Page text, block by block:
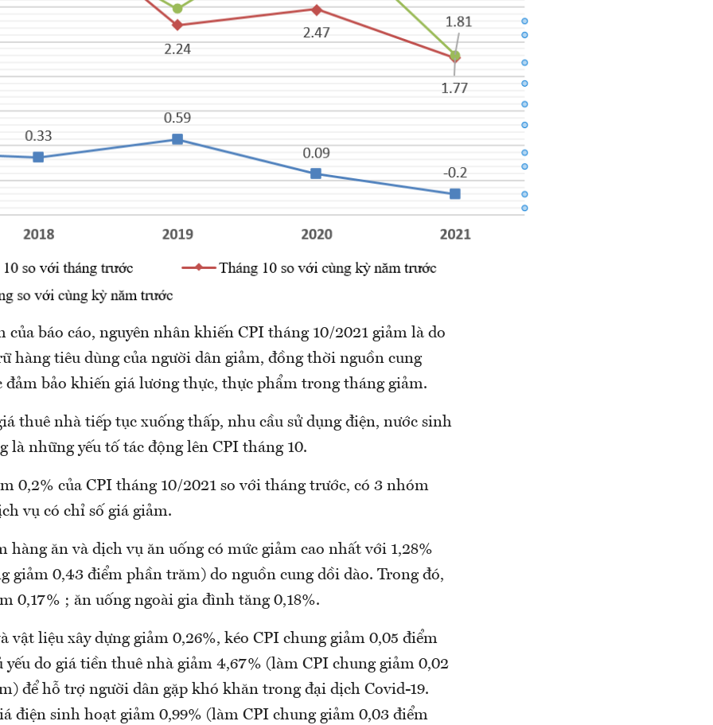
của báo cáo, nguyên nhân khiến CPI tháng 10/2021 giảm là do
hàng tiêu dùng của người dân giảm, đồng thời nguồn cung
đảm bảo khiến giá lương thực, thực phẩm trong tháng giảm.
thuê nhà tiếp tục xuống thấp, nhu cầu sử dụng điện, nước sinh
là những yếu tố tác động lên CPI tháng 10.
0,2% của CPI tháng 10/2021 so với tháng trước, có 3 nhóm
vụ có chỉ số giá giảm.
hàng ăn và dịch vụ ăn uống có mức giảm cao nhất với 1,28%
giảm 0,43 điểm phần trăm) do nguồn cung dồi dào. Trong đó,
0,17% ; ăn uống ngoài gia đình tăng 0,18%.
vật liệu xây dựng giảm 0,26%, kéo CPI chung giảm 0,05 điểm
yếu do giá tiền thuê nhà giảm 4,67% (làm CPI chung giảm 0,02
để hỗ trợ người dân gặp khó khăn trong đại dịch Covid-19.
điện sinh hoạt giảm 0,99% (làm CPI chung giảm 0,03 điểm